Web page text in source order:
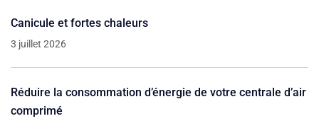
Canicule et fortes chaleurs
3 juillet 2026
Réduire la consommation d’énergie de votre centrale d’air
comprimé